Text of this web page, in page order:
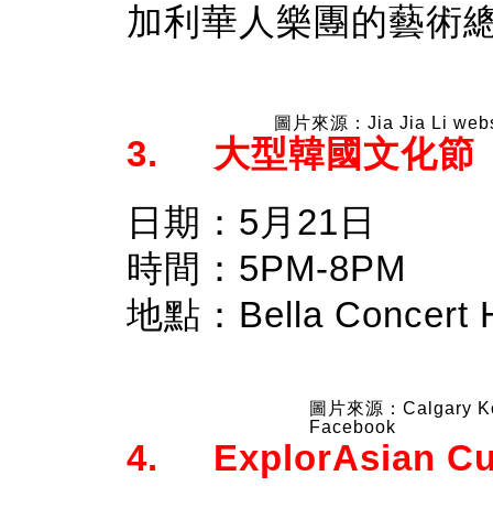
加利華人樂團的藝術
圖片來源：Jia Jia Li
3. 大型韓國文化節
日期：5月21日
時間：5PM-8PM
地點：Bella Concert
圖片來源：Calgary
Facebook
4. ExplorAsian